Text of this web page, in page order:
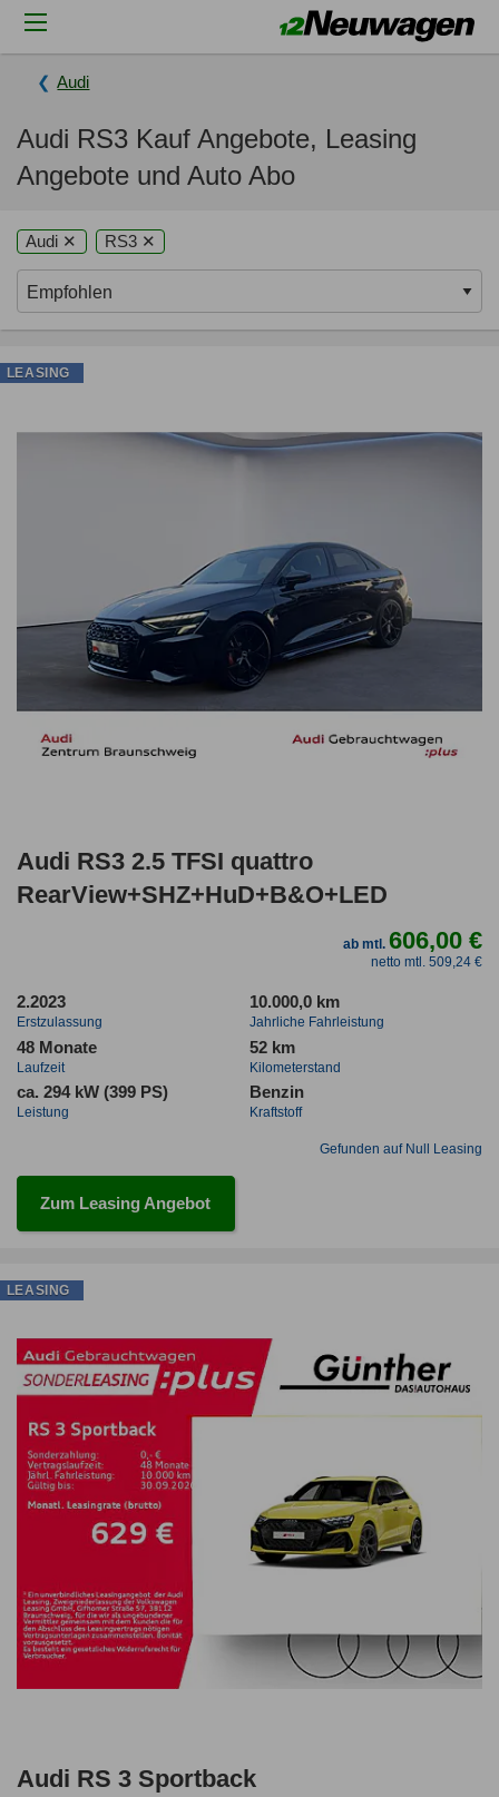
Audi
Audi RS3 Kauf Angebote, Leasing
Angebote und Auto Abo
Audi ✕ RS3 ✕
Audi RS3 2.5 TFSI quattro
RearView+SHZ+HuD+B&O+LED
ab mtl.606,00 €
netto mtl. 509,24 €
2.2023
Erstzulassung
10.000,0 km
Jahrliche Fahrleistung
48 Monate
Laufzeit
52 km
Kilometerstand
ca. 294 kW (399 PS)
Leistung
Benzin
Kraftstoff
Gefunden auf Null Leasing
Zum Leasing Angebot
LEASING
Audi RS 3 Sportback
LEASING